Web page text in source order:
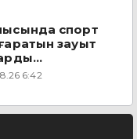
спорт
зауыт
академия
6:42